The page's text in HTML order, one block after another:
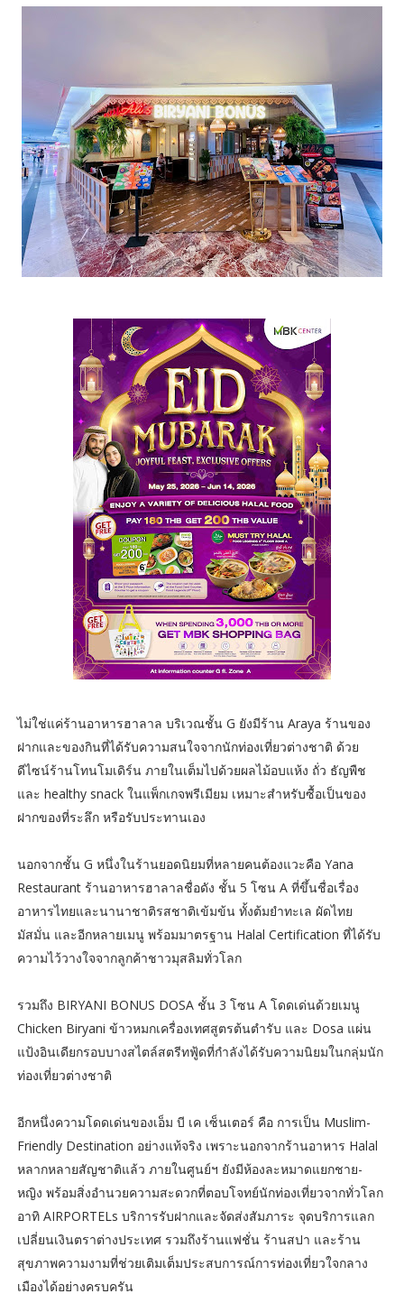
ไม่ใช่แค่ร้านอาหารฮาลาล บริเวณชั้น G ยังมีร้าน Araya ร้านของ
ฝากและของกินที่ได้รับความสนใจจากนักท่องเที่ยวต่างชาติ ด้วย
ดีไซน์ร้านโทนโมเดิร์น ภายในเต็มไปด้วยผลไม้อบแห้ง ถั่ว ธัญพืช
และ healthy snack ในแพ็กเกจพรีเมียม เหมาะสำหรับซื้อเป็นของ
ฝากของที่ระลึก หรือรับประทานเอง
นอกจากชั้น G หนึ่งในร้านยอดนิยมที่หลายคนต้องแวะคือ Yana
Restaurant ร้านอาหารฮาลาลชื่อดัง ชั้น 5 โซน A ที่ขึ้นชื่อเรื่อง
อาหารไทยและนานาชาติรสชาติเข้มข้น ทั้งต้มยำทะเล ผัดไทย
มัสมั่น และอีกหลายเมนู พร้อมมาตรฐาน Halal Certification ที่ได้รับ
ความไว้วางใจจากลูกค้าชาวมุสลิมทั่วโลก
รวมถึง BIRYANI BONUS DOSA ชั้น 3 โซน A โดดเด่นด้วยเมนู
Chicken Biryani ข้าวหมกเครื่องเทศสูตรต้นตำรับ และ Dosa แผ่น
แป้งอินเดียกรอบบางสไตล์สตรีทฟู้ดที่กำลังได้รับความนิยมในกลุ่มนัก
ท่องเที่ยวต่างชาติ
อีกหนึ่งความโดดเด่นของเอ็ม บี เค เซ็นเตอร์ คือ การเป็น Muslim-
Friendly Destination อย่างแท้จริง เพราะนอกจากร้านอาหาร Halal
หลากหลายสัญชาติแล้ว ภายในศูนย์ฯ ยังมีห้องละหมาดแยกชาย-
หญิง พร้อมสิ่งอำนวยความสะดวกที่ตอบโจทย์นักท่องเที่ยวจากทั่วโลก
อาทิ AIRPORTELs บริการรับฝากและจัดส่งสัมภาระ จุดบริการแลก
เปลี่ยนเงินตราต่างประเทศ รวมถึงร้านแฟชั่น ร้านสปา และร้าน
สุขภาพความงามที่ช่วยเติมเต็มประสบการณ์การท่องเที่ยวใจกลาง
เมืองได้อย่างครบครัน